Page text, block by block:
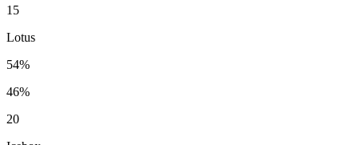
15
Lotus
54%
46%
20